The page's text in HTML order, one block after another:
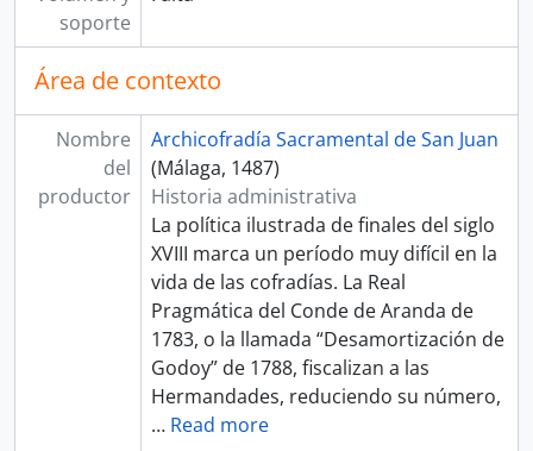
soporte
Área de contexto
Nombre
del
productor
Archicofradía Sacramental de San Juan
(Málaga, 1487)
Historia administrativa
La política ilustrada de finales del siglo
XVIII marca un período muy difícil en la
vida de las cofradías. La Real
Pragmática del Conde de Aranda de
1783, o la llamada “Desamortización de
Godoy” de 1788, fiscalizan a las
Hermandades, reduciendo su número,
… Read more